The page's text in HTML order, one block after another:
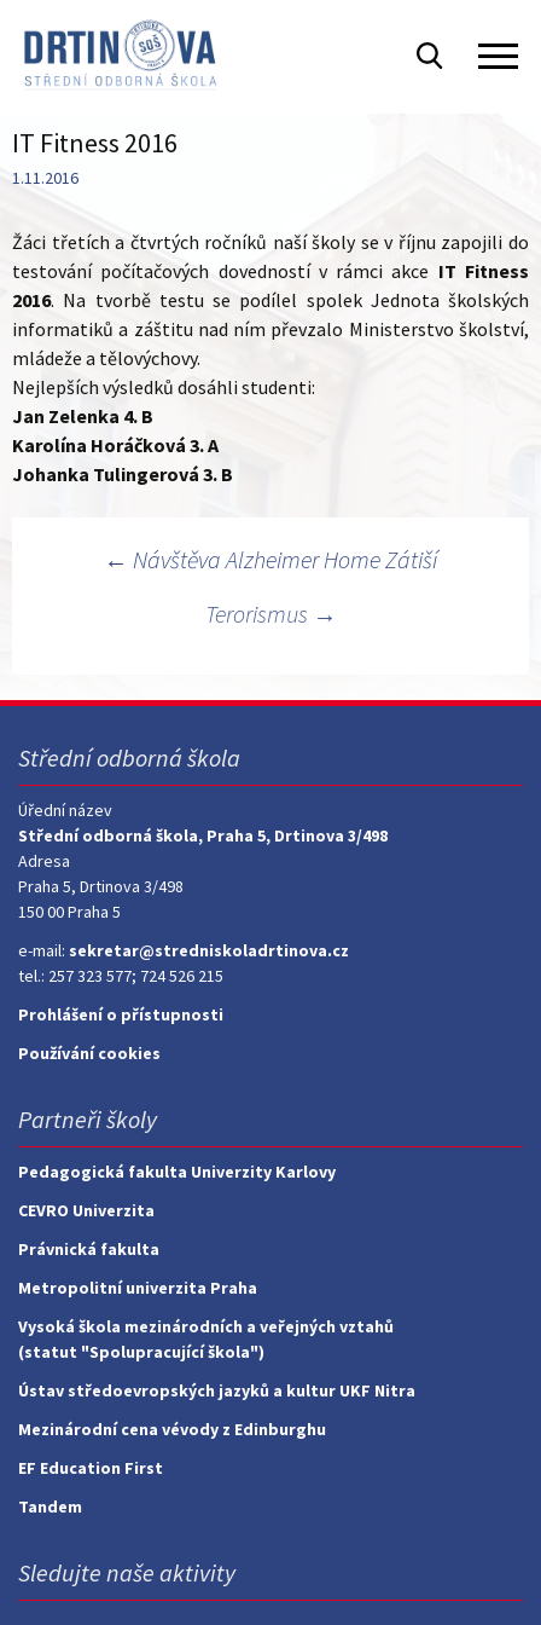
IT Fitness 2016
1.11.2016
Žáci třetích a čtvrtých ročníků naší školy se v říjnu zapojili do
testování počítačových dovedností v rámci akce IT Fitness
2016. Na tvorbě testu se podílel spolek Jednota školských
informatiků a záštitu nad ním převzalo Ministerstvo školství,
mládeže a tělovýchovy.
Nejlepších výsledků dosáhli studenti:
Jan Zelenka 4. B
Karolína Horáčková 3. A
Johanka Tulingerová 3. B
Navigace← Návštěva Alzheimer Home Zátiší
Terorismus →
Střední odborná škola
Úřední název
Střední odborná škola, Praha 5, Drtinova 3/498
Adresa
Praha 5, Drtinova 3/498
150 00 Praha 5
e-mail: sekretar@stredniskoladrtinova.cz
tel.: 257 323 577; 724 526 215
Prohlášení o přístupnosti
Používání cookies
Partneři školy
Pedagogická fakulta Univerzity Karlovy
CEVRO Univerzita
Právnická fakulta
Metropolitní univerzita Praha
Vysoká škola mezinárodních a veřejných vztahů
(statut "Spolupracující škola")
Ústav středoevropských jazyků a kultur UKF Nitra
Mezinárodní cena vévody z Edinburghu
EF Education First
Tandem
Sledujte naše aktivity